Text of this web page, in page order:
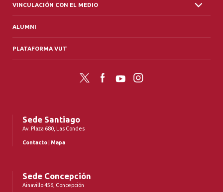
VINCULACIÓN CON EL MEDIO
ALUMNI
PLATAFORMA VUT
Twitter FacebookYouTubeInstagram
Sede Santiago
Av. Plaza 680, Las Condes
Contacto Mapa
Sede Concepción
Ainavillo 456, Concepción